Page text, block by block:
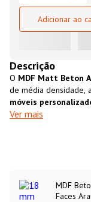
Adicionar ao
Descrição
O MDF Matt Beton
de média densidade,
móveis
revestimento de
opção
partir de madeira
Ver mais
MDF
Faces